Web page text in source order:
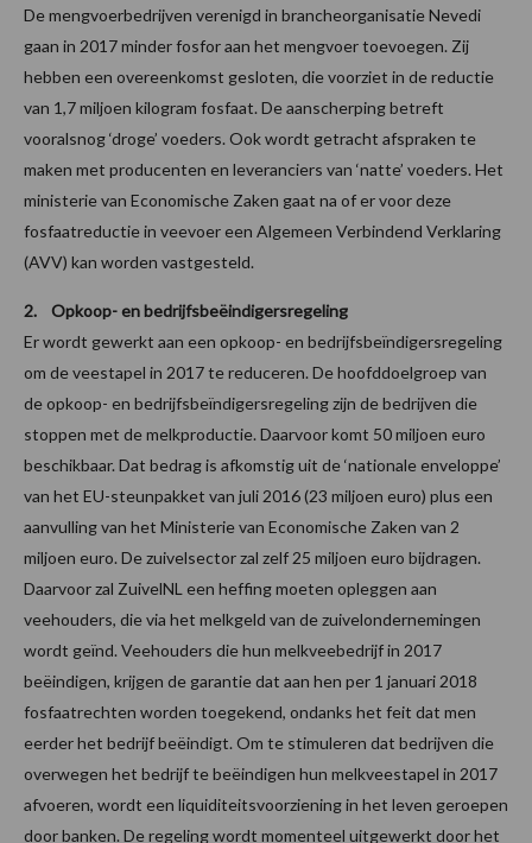
De mengvoerbedrijven verenigd in brancheorganisatie Nevedi
gaan in 2017 minder fosfor aan het mengvoer toevoegen. Zij
hebben een overeenkomst gesloten, die voorziet in de reductie
van 1,7 miljoen kilogram fosfaat. De aanscherping betreft
vooralsnog ‘droge’ voeders. Ook wordt getracht afspraken te
maken met producenten en leveranciers van ‘natte’ voeders. Het
ministerie van Economische Zaken gaat na of er voor deze
fosfaatreductie in veevoer een Algemeen Verbindend Verklaring
(AVV) kan worden vastgesteld.
2. Opkoop- en bedrijfsbeëindigersregeling
Er wordt gewerkt aan een opkoop- en bedrijfsbeïndigersregeling
om de veestapel in 2017 te reduceren. De hoofddoelgroep van
de opkoop- en bedrijfsbeïndigersregeling zijn de bedrijven die
stoppen met de melkproductie. Daarvoor komt 50 miljoen euro
beschikbaar. Dat bedrag is afkomstig uit de ‘nationale enveloppe’
van het EU-steunpakket van juli 2016 (23 miljoen euro) plus een
aanvulling van het Ministerie van Economische Zaken van 2
miljoen euro. De zuivelsector zal zelf 25 miljoen euro bijdragen.
Daarvoor zal ZuivelNL een heffing moeten opleggen aan
veehouders, die via het melkgeld van de zuivelondernemingen
wordt geïnd. Veehouders die hun melkveebedrijf in 2017
beëindigen, krijgen de garantie dat aan hen per 1 januari 2018
fosfaatrechten worden toegekend, ondanks het feit dat men
eerder het bedrijf beëindigt. Om te stimuleren dat bedrijven die
overwegen het bedrijf te beëindigen hun melkveestapel in 2017
afvoeren, wordt een liquiditeitsvoorziening in het leven geroepen
door banken. De regeling wordt momenteel uitgewerkt door het